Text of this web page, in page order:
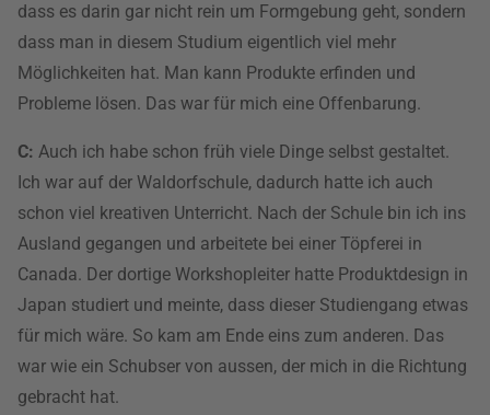
dass es darin gar nicht rein um Formgebung geht, sondern
dass man in diesem Studium eigentlich viel mehr
Möglichkeiten hat. Man kann Produkte erfinden und
Probleme lösen. Das war für mich eine Offenbarung.
C: Auch ich habe schon früh viele Dinge selbst gestaltet.
Ich war auf der Waldorfschule, dadurch hatte ich auch
schon viel kreativen Unterricht. Nach der Schule bin ich ins
Ausland gegangen und arbeitete bei einer Töpferei in
Canada. Der dortige Workshopleiter hatte Produktdesign in
Japan studiert und meinte, dass dieser Studiengang etwas
für mich wäre. So kam am Ende eins zum anderen. Das
war wie ein Schubser von aussen, der mich in die Richtung
gebracht hat.